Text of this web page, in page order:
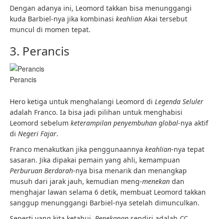
Dengan adanya ini, Leomord takkan bisa menunggangi
kuda Barbiel-nya jika kombinasi keahlian Akai tersebut
muncul di momen tepat.
3. Perancis
Perancis
Hero ketiga untuk menghalangi Leomord di Legenda Seluler
adalah Franco. Ia bisa jadi pilihan untuk menghabisi
Leomord sebelum keterampilan penyembuhan global-nya aktif
di Negeri Fajar.
Franco menakutkan jika penggunaannya keahlian-nya tepat
sasaran. Jika dipakai pemain yang ahli, kemampuan
Perburuan Berdarah-nya bisa menarik dan menangkap
musuh dari jarak jauh, kemudian meng-menekan dan
menghajar lawan selama 6 detik, membuat Leomord takkan
sanggup menunggangi Barbiel-nya setelah dimunculkan.